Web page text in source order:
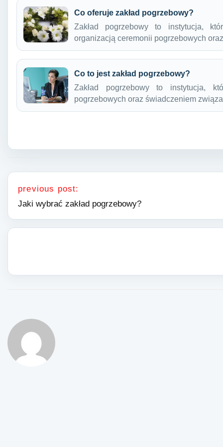
Co oferuje zakład pogrzebowy?
Zakład pogrzebowy to instytucja,
organizacją ceremonii pogrzebowych
Co to jest zakład pogrzebowy?
Zakład pogrzebowy to instytucja,
pogrzebowych oraz świadczeniem
Nawigacja wpisu
previous post:
Jaki wybrać zakład pogrzebowy?